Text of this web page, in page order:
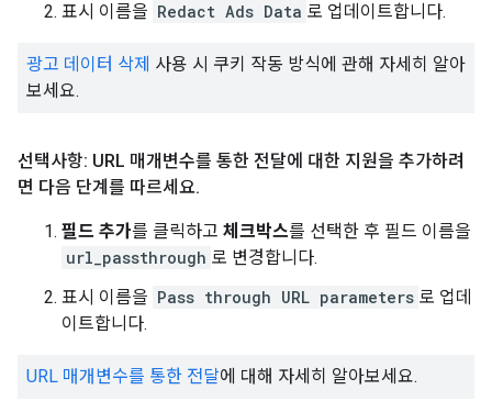
표시 이름을 Redact Ads Data 로 업데이트합니다.
광고 데이터 삭제 사용 시 쿠키 작동 방식에 관해 자세히 알아
보세요.
선택사항: URL 매개변수를 통한 전달에 대한 지원을 추가하려
면 다음 단계를 따르세요.
필드 추가를 클릭하고 체크박스를 선택한 후 필드 이름을
url_passthrough 로 변경합니다.
표시 이름을 Pass through URL parameters 로 업데
이트합니다.
URL 매개변수를 통한 전달에 대해 자세히 알아보세요.